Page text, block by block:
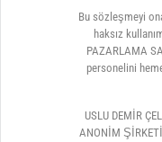
Bu sözleşmeyi
haksız
PAZARLAMA
personelini
USLU DEMİR
ANONİM